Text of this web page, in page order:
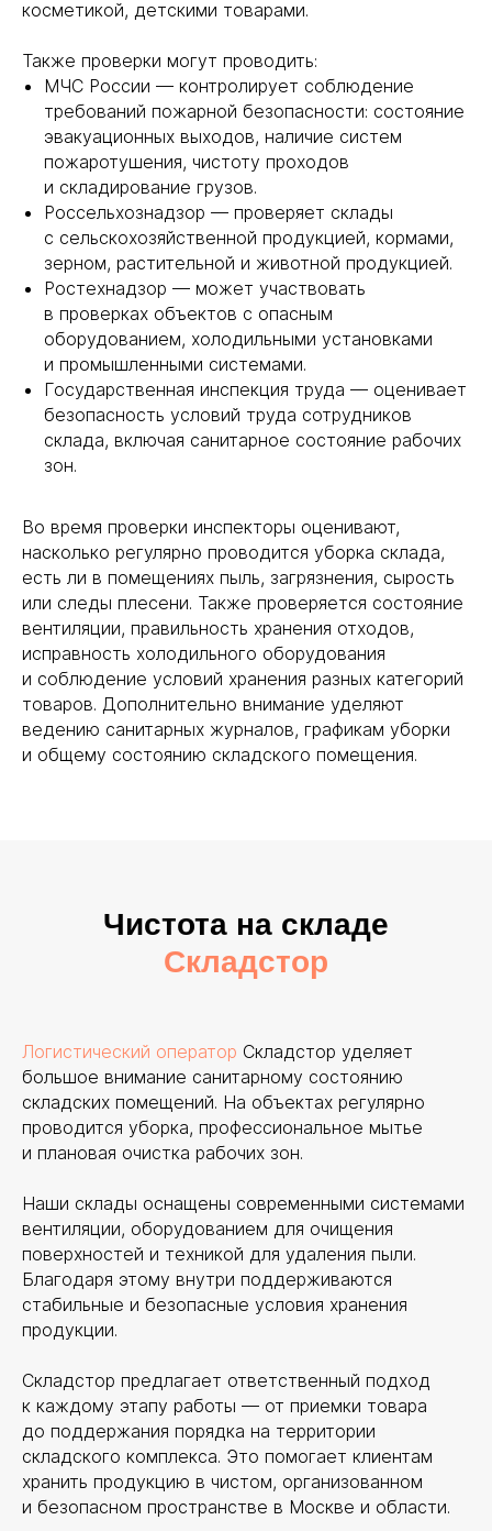
косметикой, детскими товарами.
Также проверки могут проводить:
МЧС России — контролирует соблюдение
требований пожарной безопасности: состояние
эвакуационных выходов, наличие систем
пожаротушения, чистоту проходов
и складирование грузов.
Россельхознадзор — проверяет склады
с сельскохозяйственной продукцией, кормами,
зерном, растительной и животной продукцией.
Ростехнадзор — может участвовать
в проверках объектов с опасным
оборудованием, холодильными установками
и промышленными системами.
Государственная инспекция труда — оценивает
безопасность условий труда сотрудников
склада, включая санитарное состояние рабочих
зон.
Во время проверки инспекторы оценивают,
насколько регулярно проводится уборка склада,
есть ли в помещениях пыль, загрязнения, сырость
или следы плесени. Также проверяется состояние
вентиляции, правильность хранения отходов,
исправность холодильного оборудования
и соблюдение условий хранения разных категорий
товаров. Дополнительно внимание уделяют
ведению санитарных журналов, графикам уборки
и общему состоянию складского помещения.
Чистота на складе
Складстор
Логистический оператор Складстор уделяет
большое внимание санитарному состоянию
складских помещений. На объектах регулярно
проводится уборка, профессиональное мытье
и плановая очистка рабочих зон.
Наши склады оснащены современными системами
вентиляции, оборудованием для очищения
поверхностей и техникой для удаления пыли.
Благодаря этому внутри поддерживаются
стабильные и безопасные условия хранения
продукции.
Складстор предлагает ответственный подход
к каждому этапу работы — от приемки товара
до поддержания порядка на территории
складского комплекса. Это помогает клиентам
хранить продукцию в чистом, организованном
и безопасном пространстве в Москве и области.